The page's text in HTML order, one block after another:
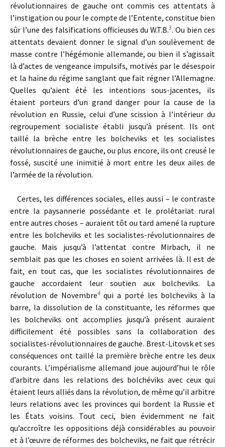
révolutionnaires de gauche ont commis ces attentats à
l’instigation ou pour le compte de l’Entente, constitue bien
sûr l’une des falsifications officieuses du W.T.B.3. Ou bien ces
attentats devaient donner le signal d’un soulèvement de
masse contre l’hégémonie allemande, ou bien il s’agissait
là d’actes de vengeance impulsifs, motivés par le désespoir
et la haine du régime sanglant que fait régner l’Allemagne.
Quelles qu’aient été les intentions sous-jacentes, ils
étaient porteurs d’un grand danger pour la cause de la
révolution en Russie, celui d’une scission à l’intérieur du
regroupe­ment socialiste établi jusqu’à présent. Ils ont
taillé la brèche entre les bolcheviks et les socialistes
révolutionnaires de gauche, ou plus encore, ils ont creusé le
fossé, suscité une inimitié à mort entre les deux ailes de
l’armée de la révolution.
Certes, les différences sociales, elles aussi – le contraste
entre la paysannerie possédante et le prolétariat rural
entre autres choses – auraient tôt ou tard amené la rupture
entre les bolcheviks et les socialistes-révolutionnaires de
gauche. Mais jusqu’à l’attentat contre Mirbach, il ne
semblait pas que les choses en soient arrivées là. Il est de
fait, en tout cas, que les socialistes révolutionnaires de
gauche accordaient leur soutien aux bolcheviks. La
révolution de Novembre4qui a porté les bolcheviks à la
barre, la dissolution de la consti­tuante, les réformes que
les bolcheviks ont accomplies jusqu’à présent auraient
difficilement été possibles sans la collaboration des
socialistes-révolutionnaires de gauche. Brest-Litovsk et ses
conséquences ont taillé la première brèche entre les deux
courants. L’impérialisme allemand joue aujourd’hui le rôle
d’arbitre dans les relations des bolchéviks avec ceux qui
étaient leurs alliés dans la révolution, de même qu’il arbitre
leurs relations avec les provinces qui bordent la Russie et
les États voisins. Tout ceci, bien évidemment ne fait
qu’accroître les oppositions déjà considérables au pouvoir
et à l’œuvre de réformes des bolcheviks, ne fait que rétrécir